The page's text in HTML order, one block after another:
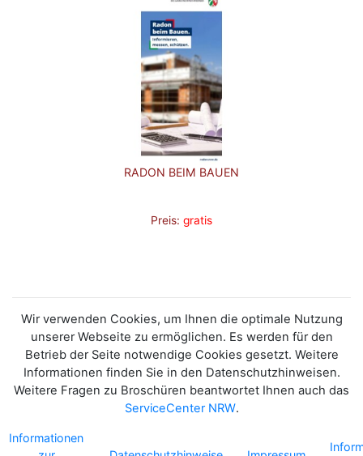
RADON BEIM BAUEN
Preis: gratis
Wir verwenden Cookies, um Ihnen die optimale Nutzung
unserer Webseite zu ermöglichen. Es werden für den
Betrieb der Seite notwendige Cookies gesetzt. Weitere
Informationen finden Sie in den Datenschutzhinweisen.
Weitere Fragen zu Broschüren beantwortet Ihnen auch das
ServiceCenter NRW.
Informationen